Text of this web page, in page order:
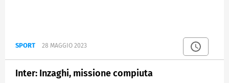
SPORT 28 MAGGIO 2023
Inter: Inzaghi, missione compiuta